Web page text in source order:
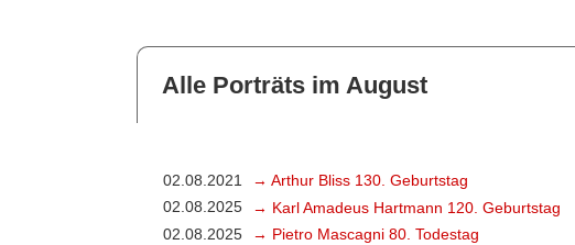
Alle Porträts im August
02.08.2021
→ Arthur Bliss 130. Geburtstag
02.08.2025
→ Karl Amadeus Hartmann 120. Geburtstag
02.08.2025
→ Pietro Mascagni 80. Todestag